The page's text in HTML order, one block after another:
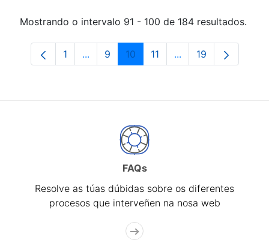
Mostrando o intervalo 91 - 100 de 184 resultados.
Páxina
1 ...Páxinas intermedias Use pestaña para
Páxina
9 Páxina
10 Páxina
11 ...PáxinasPáxina
19
FAQs
Resolve as túas dúbidas sobre os diferentes
procesos que interveñen na nosa web